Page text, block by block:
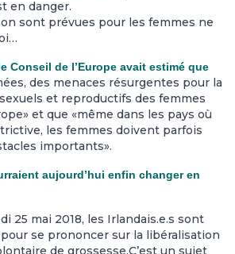
en danger.
sont prévues pour les femmes ne
Conseil de l’Europe avait estimé que
des menaces résurgentes pour la
et reproductifs des femmes
et que «même dans les pays où
les femmes doivent parfois
importants».
aujourd’hui enfin changer en
25 mai 2018, les Irlandais.e.s sont
se prononcer sur la libéralisation
de grossesse.C’est un sujet